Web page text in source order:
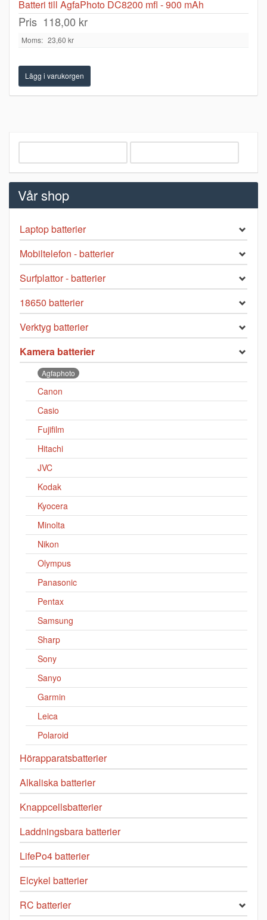
Batteri till AgfaPhoto DC8200 mfl - 900 mAh
Pris 118,00 kr
Moms: 23,60 kr
Vår shop
Laptop batterier
Mobiltelefon - batterier
Surfplattor - batterier
18650 batterier
Verktyg batterier
Kamera batterier
Agfaphoto
Canon
Casio
Fujifilm
Hitachi
JVC
Kodak
Kyocera
Minolta
Nikon
Olympus
Panasonic
Pentax
Samsung
Sharp
Sony
Sanyo
Garmin
Leica
Polaroid
Hörapparatsbatterier
Alkaliska batterier
Knappcellsbatterier
Laddningsbara batterier
LifePo4 batterier
Elcykel batterier
RC batterier